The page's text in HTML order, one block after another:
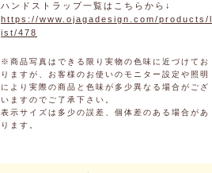
ハンドストラップ一覧はこちらから↓
https://www.ojagadesign.com/products/l
ist/478
※商品写真はできる限り実物の色味に近づけてお
りますが、お客様のお使いのモニター設定や照明
により実際の商品と色味が多少異なる場合がござ
いますのでご了承下さい。
表示サイズは多少の誤差、個体差のある場合があ
ります。